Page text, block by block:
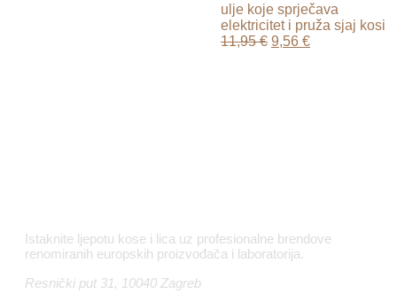
ulje koje sprječava
elektricitet i pruža sjaj kosi
11,95€ 9,56 €
Istaknite ljepotu kose i lica uz profesionalne brendove
renomiranih europskih proizvođača i laboratorija.
Resnički put 31, 10040 Zagreb